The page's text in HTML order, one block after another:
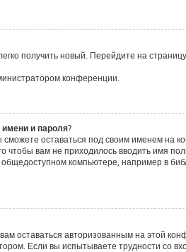
получить новый. Перейдите на
конференции.
и пароля?
сможете оставаться под своим именем на
чтобы вам не приходилось вводить имя
компьютере, например в
оставаться авторизованным на этой
Если вы испытываете трудности со